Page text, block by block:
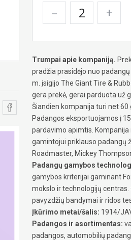
– +
Trumpai apie kompaniją.
pradžia prasidėjo nuo
m. įsigijo The Giant Tire &
gera prekė, gerai parduota už
Šiandien kompanija turi net 60
Padangos eksportuojamos į
pardavimo apimtis.
gamintojui priklauso padangų
Roadmaster, Mickey
Padangų gamybos
gamybos kriterijai gaminant
mokslo ir technologijų
pavyzdžių bandymai ir ridos
Įkūrimo metai/šalis: 1914/
Padangos ir asortimentas:
padangos, automobilių